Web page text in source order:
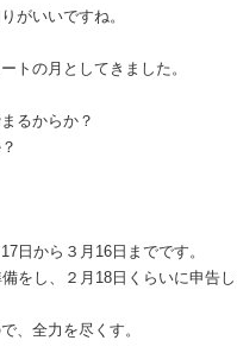
がいいですね。
トの月としてきました。
るからか？
日から３月16日までです。
をし、２月18日くらいに申告し
、全力を尽くす。